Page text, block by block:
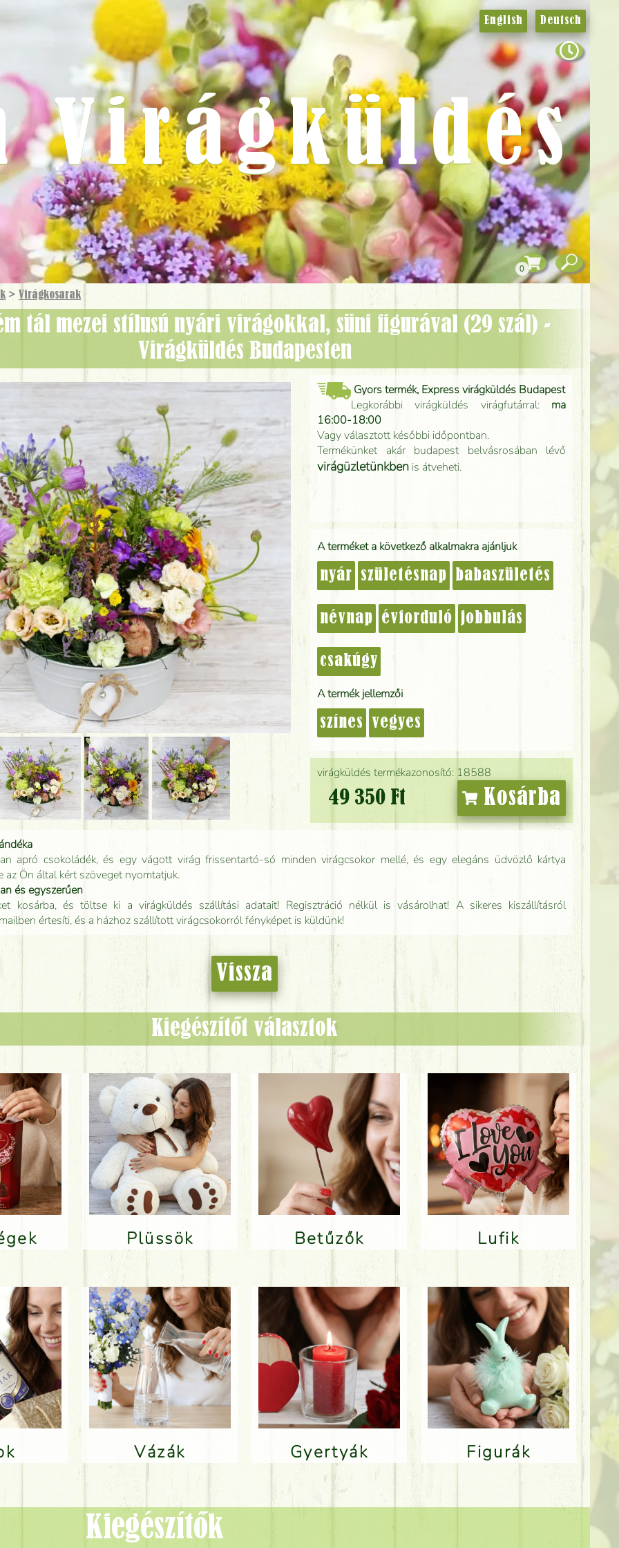
> Virág­kosarak
Virágküldés Budapesten
virágküldés termékazonosító: 18588
49 350 Ft Kosárba
Gyors termék, Express virágküldés Budapest
Legkorábbi virágküldés virágfutárral: ma
16:00-18:00
Vagy választott későbbi időpontban.
Termékünket akár budapest belvásrosában lévő
virágüzletünkben is átveheti.
A terméket a következő alkalmakra ajánljuk
nyár születésnap babaszületés
névnap évforduló jobbulás
csakúgy
A termék jellemzői
színes vegyes
apró csokoládék, és egy vágott virág frissentartó-só minden virágcsokor mellé, és egy elegáns üdvözlő kártya
az Ön által kért szöveget nyomtatjuk.
és egyszerűen
kosárba, és töltse ki a virágküldés szállítási adatait! Regisztráció nélkül is vásárolhat! A sikeres kiszállításról
értesíti, és a házhoz szállított virágcsokorról fényképet is küldünk!
Vissza
Kiegészítőt választok
Plüssök Betűzők Lufik
Vázák Gyertyák Figurák
English Deutsch
Virágküldés
0
Kiegészítők